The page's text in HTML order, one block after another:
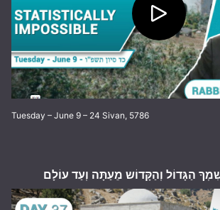
Tuesday – June 9 – 24 Sivan, 5786
הַגָּדוֹל וְהַקָּדוֹש מֵעַתָּה וְעַד עוֹלָם